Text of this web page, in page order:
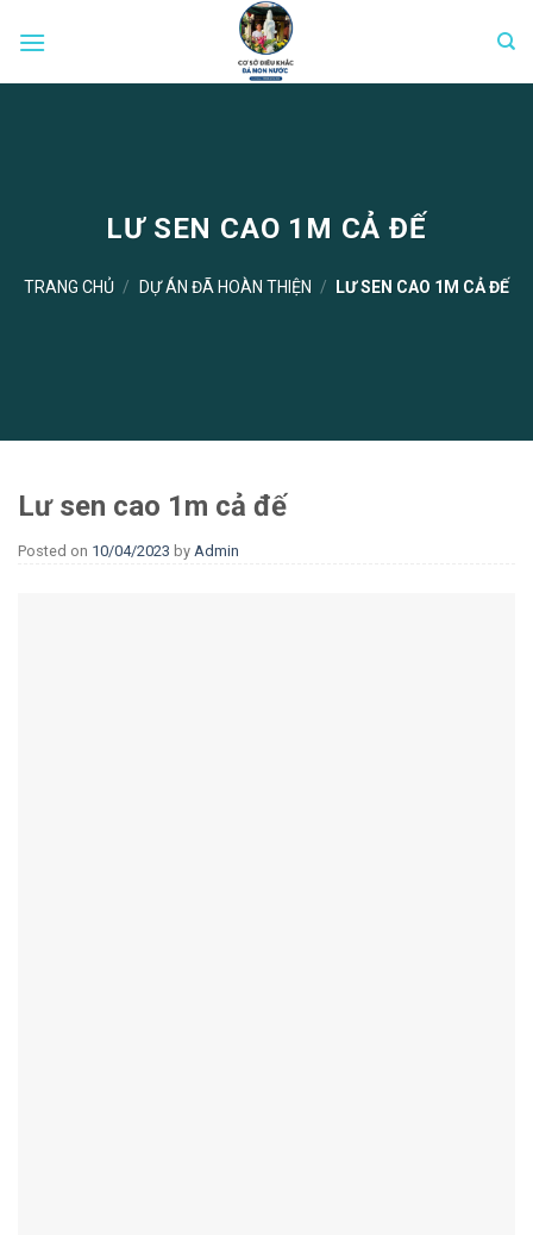
LƯ SEN CAO 1M CẢ ĐẾ
TRANG CHỦ / DỰ ÁN ĐÃ HOÀN THIỆN / LƯ SEN CAO 1M CẢ ĐẾ
Lư sen cao 1m cả đế
Posted on 10/04/2023 by Admin